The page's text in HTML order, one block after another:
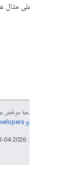
للاطّلاع على مثال
إنّ محتوى هذه الصفحة مرخّص
سياسات موقع Google Developers‏
تاريخ التعديل الأخير: 2026-04-23 (حسب التوقيت العالمي المتفَّق عليه)